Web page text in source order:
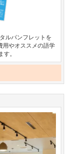
ルパンフレットを
用やオススメの語学
。